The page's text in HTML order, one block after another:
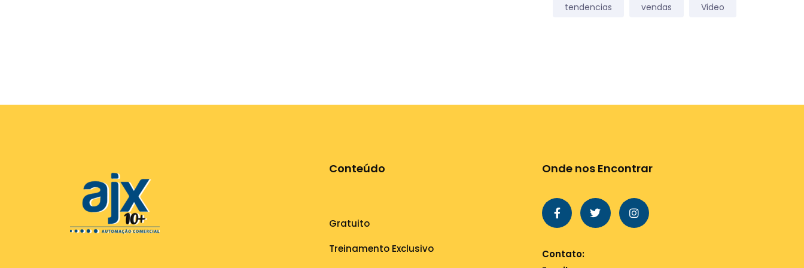
tendencias vendas Video
Conteúdo
Gratuito
Treinamento Exclusivo
Onde nos Encontrar
Contato: